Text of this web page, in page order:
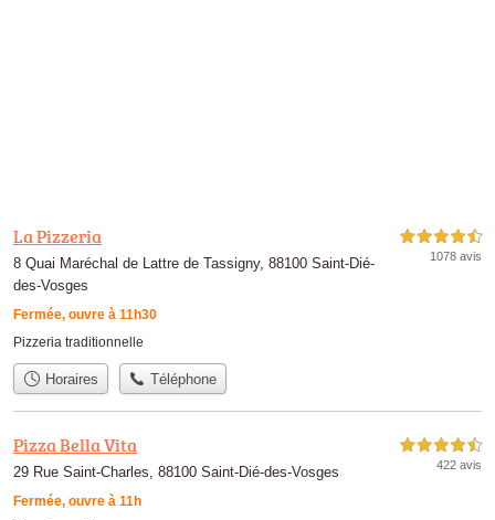
La Pizzeria
8 Quai Maréchal de Lattre de Tassigny, 88100 Saint-Dié-
des-Vosges
Fermée, ouvre à 11h30
4,5 étoiles sur 5
1078 avis
Pizzeria traditionnelle
Horaires Téléphone
Pizza Bella Vita
29 Rue Saint-Charles, 88100 Saint-Dié-des-Vosges
Fermée, ouvre à 11h
4,5 étoiles sur 5
422 avis